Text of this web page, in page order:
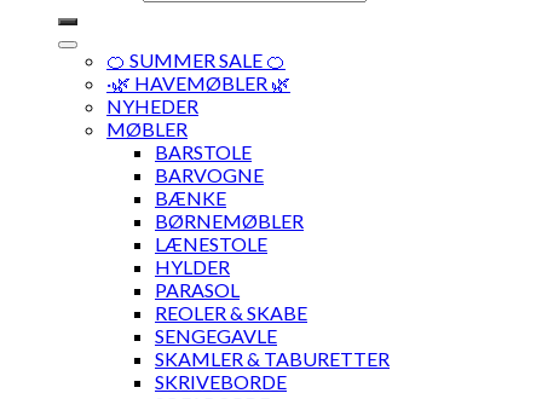
🍊 SUMMER SALE 🍊
·🌿 HAVEMØBLER 🌿
NYHEDER
MØBLER
BARSTOLE
BARVOGNE
BÆNKE
BØRNEMØBLER
LÆNESTOLE
HYLDER
PARASOL
REOLER & SKABE
SENGEGAVLE
SKAMLER & TABURETTER
SKRIVEBORDE